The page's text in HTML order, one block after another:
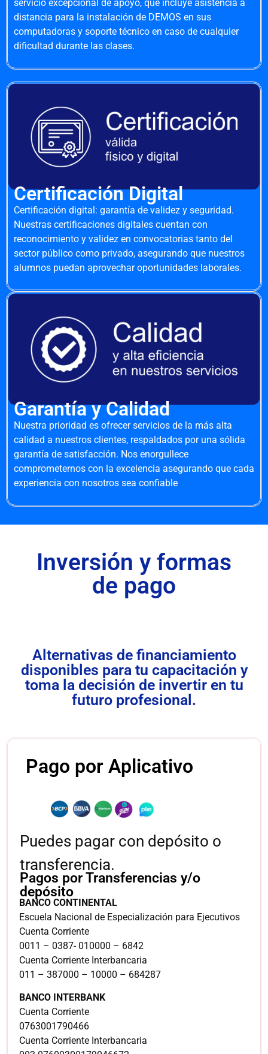
servicio excepcional de apoyo, que incluye asistencia a
distancia para la instalación de DEMOS en sus
computadoras y soporte técnico en caso de cualquier
dificultad durante las clases.
Certificación Digital
Certificación digital: garantía de validez y seguridad.
Nuestras certificaciones digitales cuentan con
reconocimiento y validez en convocatorias tanto del
sector público como privado, asegurando que nuestros
alumnos puedan aprovechar oportunidades laborales.
Garantía y Calidad
Nuestra prioridad es ofrecer servicios de la más alta
calidad a nuestros clientes, respaldados por una sólida
garantía de satisfacción. Nos enorgullece
comprometernos con la excelencia asegurando que cada
experiencia con nosotros sea confiable
Inversión y formas
de pago
Alternativas de financiamiento
disponibles para tu capacitación y
toma la decisión de invertir en tu
futuro profesional.
Pago por Aplicativo
Puedes pagar con depósito o
transferencia.
BANCO CONTINENTAL
Escuela Nacional de Especialización para Ejecutivos
Cuenta Corriente
0011 – 0387- 010000 – 6842
Cuenta Corriente Interbancaria
011 – 387000 – 10000 – 684287
BANCO INTERBANK
Cuenta Corriente
0763001790466
Cuenta Corriente Interbancaria
Pagos por Transferencias y/o
depósito